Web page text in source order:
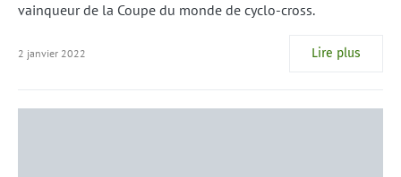
vainqueur de la Coupe du monde de cyclo-cross.
2 janvier 2022 Lire plus